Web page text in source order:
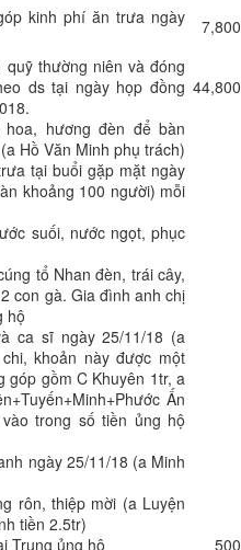
kinh phí ăn trưa ngày
quỹ thường niên và đóng
ds tại ngày họp đồng
hương đèn để bàn
Hồ Văn Minh phụ trách)
tại buổi gặp mặt ngày
khoảng 100 người) mỗi
suối, nước ngọt, phục
tổ Nhan đèn, trái cây,
con gà. Gia đình anh chị
hộ
ca sĩ ngày 25/11/18 (a
khoản này được một
góp gồm C Khuyên 1tr, a
Ấn
trong số tiền ủng hộ
ngày 25/11/18 (a Minh
rôn, thiệp mời (a Luyện
tiền 2.5tr)
Trung ủng hộ